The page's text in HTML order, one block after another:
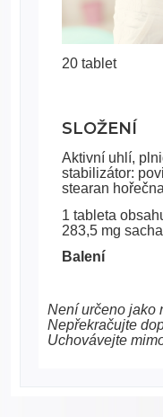
20 tablet
SLOŽENÍ
Aktivní uhlí,
stabilizátor:
stearan
1 tableta
283,5 mg
Balení
Není určeno jako
Nepřekračujte
Uchovávejte